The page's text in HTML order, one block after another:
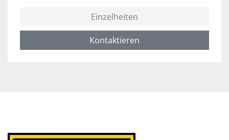
Einzelheiten
Kontaktieren